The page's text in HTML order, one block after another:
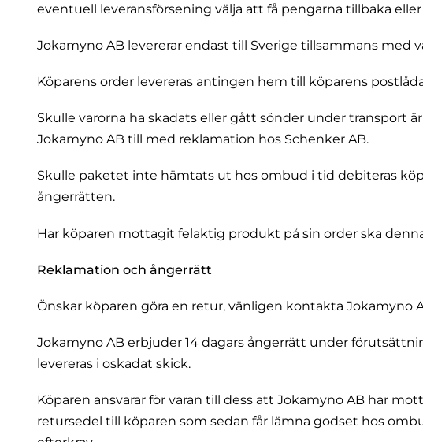
eventuell leveransförsening välja att få pengarna tillbaka
Jokamyno AB levererar endast till Sverige tillsammans med
Köparens order levereras antingen hem till köparens
Skulle varorna ha skadats eller gått sönder under
Jokamyno AB till med reklamation hos Schenker AB.
Skulle paketet inte hämtats ut hos ombud i tid debiteras
ångerrätten.
Har köparen mottagit felaktig produkt på sin order ska
Reklamation och ångerrätt
Önskar köparen göra en retur, vänligen kontakta Jokamyno
Jokamyno AB erbjuder 14 dagars ångerrätt under
levereras i oskadat skick.
Köparen ansvarar för varan till dess att Jokamyno AB har
retursedel till köparen som sedan får lämna godset hos